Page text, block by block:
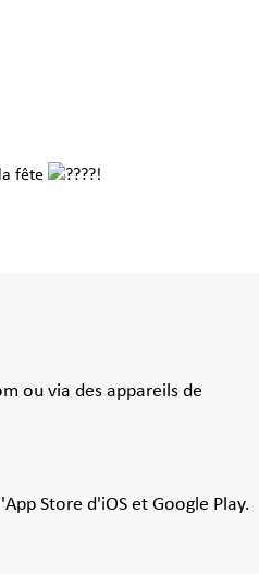
fête
!
ou via des appareils de
Store d'iOS et Google Play.